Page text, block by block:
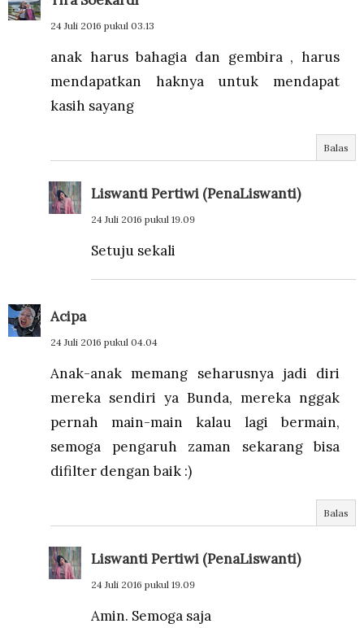
24 Juli 2016 pukul 03.13
anak harus bahagia dan gembira , harus
mendapatkan haknya untuk mendapat
kasih sayang
Balas
Liswanti Pertiwi (PenaLiswanti)
24 Juli 2016 pukul 19.09
Setuju sekali
Acipa
24 Juli 2016 pukul 04.04
Anak-anak memang seharusnya jadi diri
mereka sendiri ya Bunda, mereka nggak
pernah main-main kalau lagi bermain,
semoga pengaruh zaman sekarang bisa
difilter dengan baik :)
Balas
Liswanti Pertiwi (PenaLiswanti)
24 Juli 2016 pukul 19.09
Amin. Semoga saja